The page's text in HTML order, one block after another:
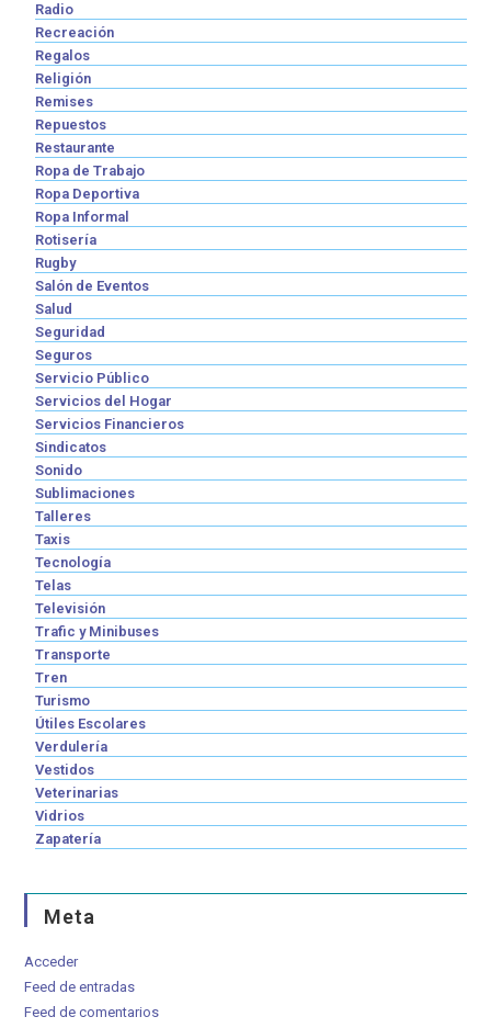
Radio
Recreación
Regalos
Religión
Remises
Repuestos
Restaurante
Ropa de Trabajo
Ropa Deportiva
Ropa Informal
Rotisería
Rugby
Salón de Eventos
Salud
Seguridad
Seguros
Servicio Público
Servicios del Hogar
Servicios Financieros
Sindicatos
Sonido
Sublimaciones
Talleres
Taxis
Tecnología
Telas
Televisión
Trafic y Minibuses
Transporte
Tren
Turismo
Útiles Escolares
Verdulería
Vestidos
Veterinarias
Vidrios
Zapatería
Meta
Acceder
Feed de entradas
Feed de comentarios